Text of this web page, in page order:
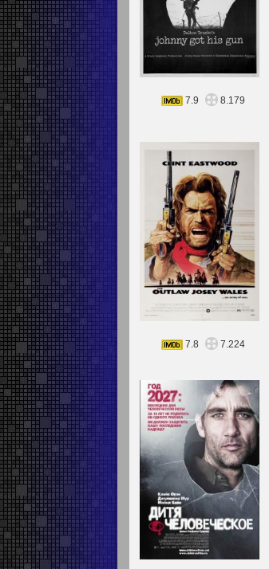
7.9
8.179
7.8
7.224